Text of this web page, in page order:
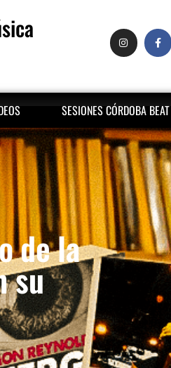
SESIONES CÓRDOBA BEAT
de la
su